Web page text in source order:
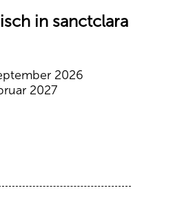
in sanctclara
2026
2027